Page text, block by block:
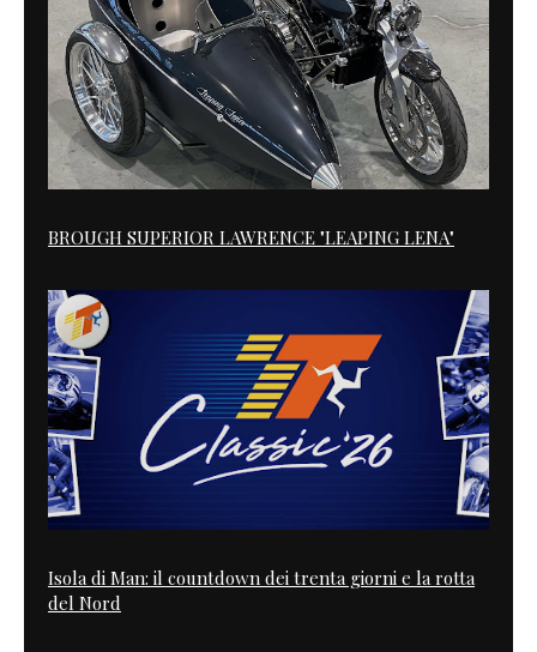
BROUGH SUPERIOR LAWRENCE "LEAPING LENA"
Isola di Man: il countdown dei trenta giorni e la rotta
del Nord